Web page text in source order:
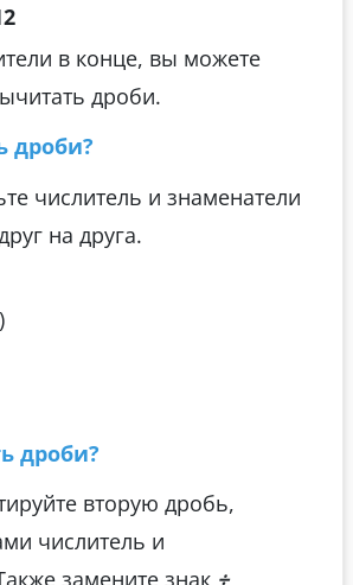
в конце, вы можете
дроби.
дроби?
числитель и знаменатели
на друга.
дроби?
вторую дробь,
числитель и